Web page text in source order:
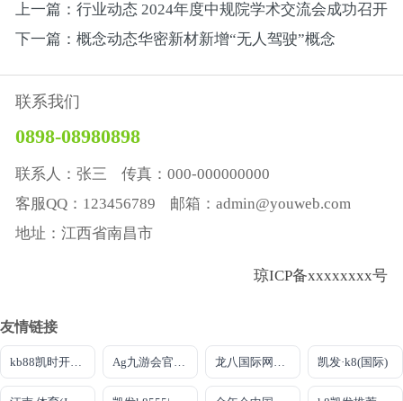
上一篇：行业动态 2024年度中规院学术交流会成功召开
下一篇：概念动态华密新材新增“无人驾驶”概念
联系我们
0898-08980898
联系人：张三 传真：000-000000000
客服QQ：123456789 邮箱：admin@youweb.com
地址：江西省南昌市
琼ICP备xxxxxxxx号
友情链接
凯发·k8(国际)